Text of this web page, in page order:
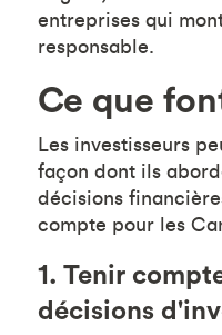
entreprises qui
responsable.
Ce que
Les investisseurs
façon dont ils
décisions
compte pour les
1. Tenir
décisions